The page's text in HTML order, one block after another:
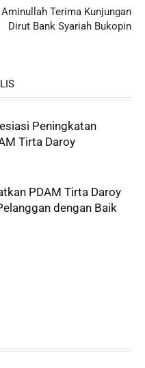
Aminullah Terima Kunjungan
Dirut Bank Syariah Bukopin
Peningkatan
Tirta Daroy
PDAM Tirta Daroy
dengan Baik